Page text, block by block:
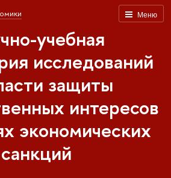
Меню
учебная
исследований
защиты
интересов
экономических
санкций